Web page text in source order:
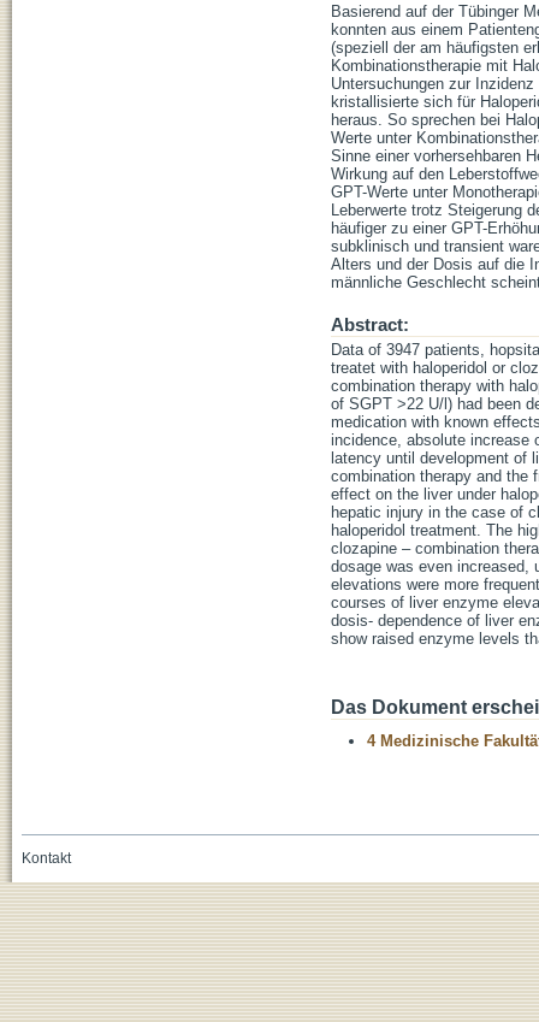
Basierend auf der Tübinger
konnten aus einem
(speziell der am häufigsten
Kombinationstherapie mit
Untersuchungen zur
kristallisierte sich für
heraus. So sprechen bei
Werte unter
Sinne einer vorhersehbaren
Wirkung auf den
GPT-Werte unter
Leberwerte trotz Steigerung
häufiger zu einer GPT-
subklinisch und transient
Alters und der Dosis auf die
männliche Geschlecht
Abstract:
Data of 3947 patients,
treatet with haloperidol or
combination therapy with
of SGPT >22 U/l) had been
medication with known
incidence, absolute increase
latency until development of
combination therapy and the
effect on the liver under
hepatic injury in the case of
haloperidol treatment. The
clozapine – combination
dosage was even increased,
elevations were more
courses of liver enzyme
dosis- dependence of liver
show raised enzyme levels
Das Dokument
4 Medizinische
Kontakt